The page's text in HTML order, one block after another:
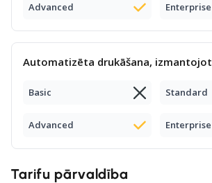
Advanced Enterprise
Automatizēta drukāšana, izmantojot
Basic Standard
Advanced Enterprise
Tarifu pārvaldība